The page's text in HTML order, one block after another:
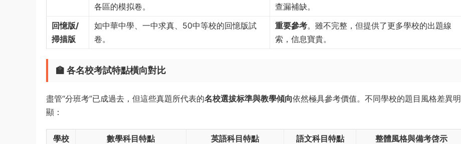
各區的模拟卷。
查漏補缺。
回憶版/
掃描版
如中華中學、一中求真、50中等校的回憶版試
卷。
重要參考。雖不完整，但提供了更多學校的出題線
索，信息寶貴。
🏫 各名校考試特點橫向對比
盡管“分班考”已成過去，但這些真題所代表的名校選拔标準與教學傾向依然極具參考價值。不同學校的題目風格差異明
顯：
學校
數學科目特點 英語科目特點 語文科目特點 整體風格與備考啓示